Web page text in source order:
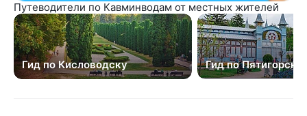
Путеводители по Кавминводам от местных жителей
Гид по Кисловодску Гид по Пятигорску